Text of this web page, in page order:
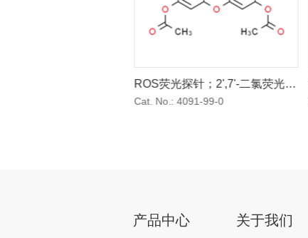
ROS荧光探针；2',7'-二氯荧光素
二乙酸酯
Cat. No.: 4091-99-0
产品中心 关于我们